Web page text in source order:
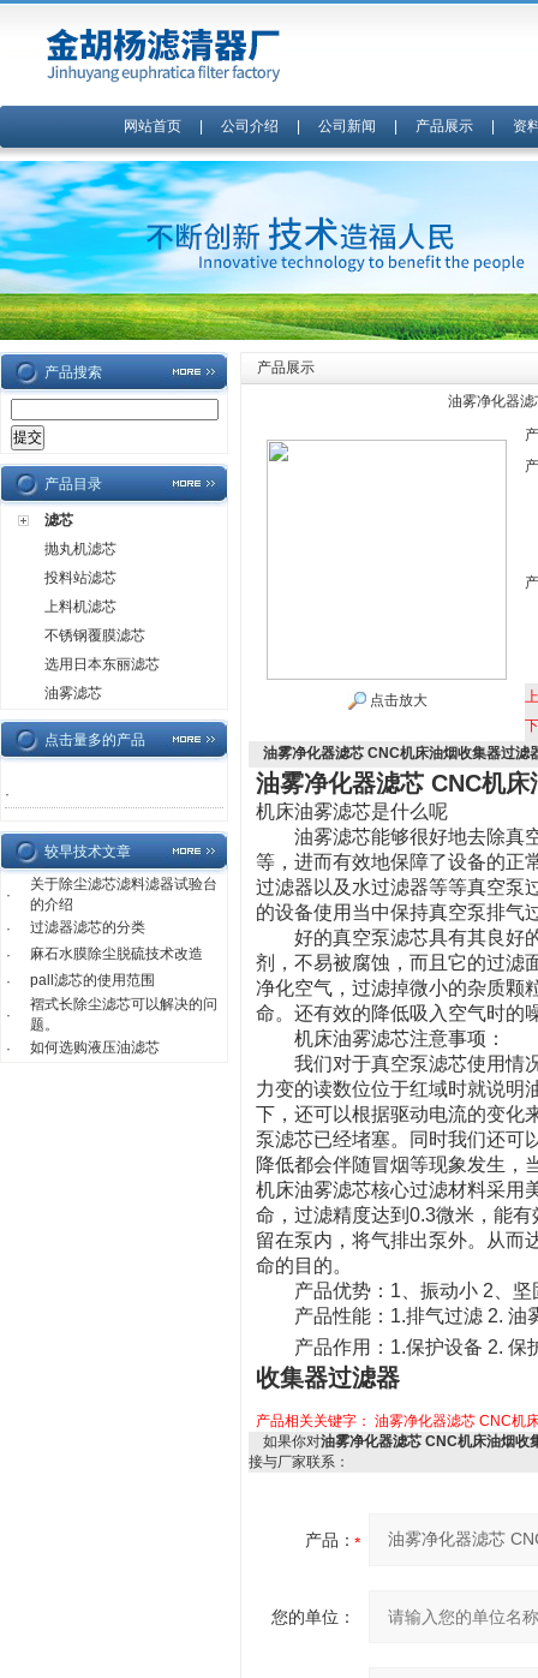
网站首页| 公司介绍 公司新闻 产品展示| 资
产品搜索
产品目录
滤芯
抛丸机滤芯
投料站滤芯
上料机滤芯
不锈钢覆膜滤芯
选用日本东丽滤芯
油雾滤芯
点击量多的产品
·
较早技术文章
·
关于除尘滤芯滤料滤器试验台
的介绍
·
过滤器滤芯的分类
·
麻石水膜除尘脱硫技术改造
·
pall滤芯的使用范围
·
褶式长除尘滤芯可以解决的问
题。
·
如何选购液压油滤芯
产品展示
油雾净化器
点击放大
油雾净化器滤芯 CNC机床油烟收集器过滤
油雾净化器滤芯 CNC机
机床油雾滤芯是什么呢
油雾滤芯能够很好地去除真空
等，进而有效地保障了设备的正
过滤器以及水过滤器等等真空泵
的设备使用当中保持真空泵排气
好的真空泵滤芯具有其良好的
剂，不易被腐蚀，而且它的过滤
净化空气，过滤掉微小的杂质颗
命。还有效的降低吸入空气时的
机床油雾滤芯注意事项：
我们对于真空泵滤芯使用情况
力变的读数位位于红域时就说明
下，还可以根据驱动电流的变化
泵滤芯已经堵塞。同时我们还可
降低都会伴随冒烟等现象发生，
机床油雾滤芯核心过滤材料采用
命，过滤精度达到0.3微米，能
留在泵内，将气排出泵外。从而
命的目的。
产品优势：1、振动小 2、坚
产品性能：1.排气过滤 2. 油
产品作用：1.保护设备 2. 保
收集器过滤器
产品相关关键字： 油雾净化器滤芯 CNC机
如果你对油雾净化器滤芯 CNC机床油烟收
接与厂家联系：
产品：
您的单位：